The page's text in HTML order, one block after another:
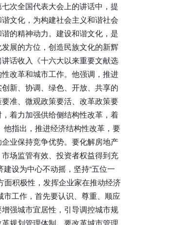
次全国代表大会上的讲话中，提
文化，为构建社会主义和谐社会
的精神动力。建设和谐文化，是
展的方位，创造民族文化的新辉
话收入《十六大以来重要文献选
改革和城市工作。他强调，推进
新、协调、绿色、开放、共享的
准、微观政策要活、改革政策要
着力加强供给侧结构性改革，着
指出，推进经济结构性改革，要
业保持竞争优势。要化解房地产
场监管有效、投资者权益得到充
设为中心不动摇，坚持“五位一
面积极性，发挥企业家在推动经济
工作，首先要认识、尊重、顺应
强城市宜居性，引导调控城市规